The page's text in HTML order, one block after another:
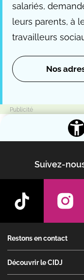
salariés,
leurs parents, à
travailleurs
Nos
Suivez-
Restons en contact
Découvrir le CIDJ